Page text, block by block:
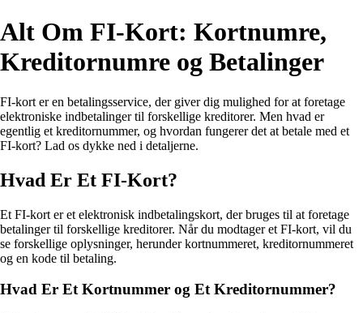
Alt Om FI-Kort: Kortnumre,
Kreditornumre og Betalinger
FI-kort er en betalingsservice, der giver dig mulighed for at foretage
elektroniske indbetalinger til forskellige kreditorer. Men hvad er
egentlig et kreditornummer, og hvordan fungerer det at betale med et
FI-kort? Lad os dykke ned i detaljerne.
Hvad Er Et FI-Kort?
Et FI-kort er et elektronisk indbetalingskort, der bruges til at foretage
betalinger til forskellige kreditorer. Når du modtager et FI-kort, vil du
se forskellige oplysninger, herunder kortnummeret, kreditornummeret
og en kode til betaling.
Hvad Er Et Kortnummer og Et Kreditornummer?